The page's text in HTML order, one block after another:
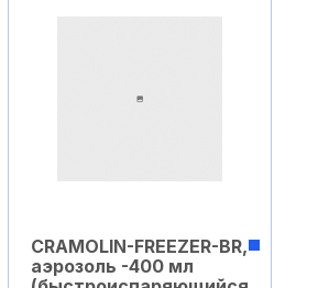
CRAMOLIN-FREEZER-BR,
аэрозоль -400 мл